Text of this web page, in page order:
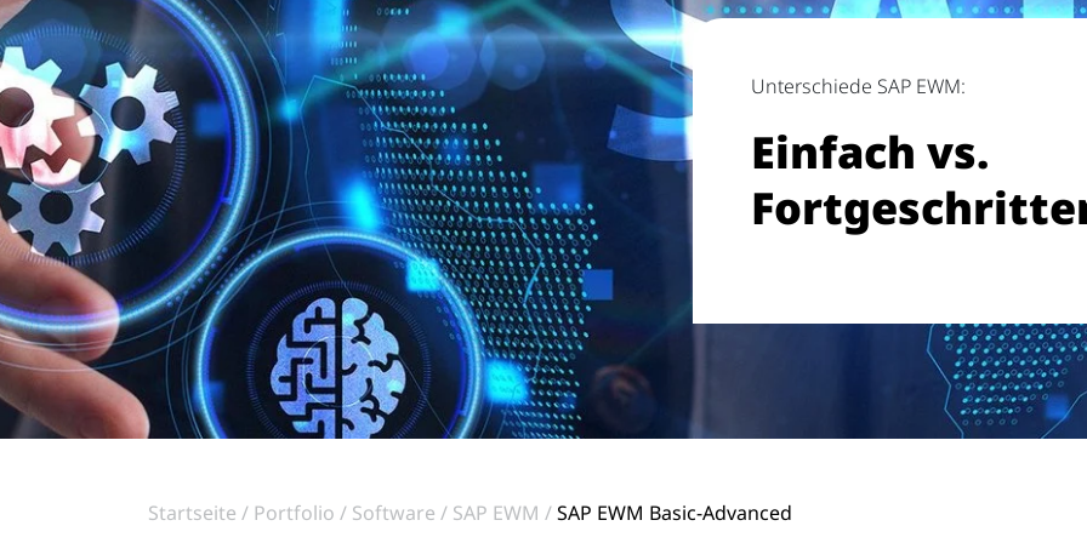
Unterschiede SAP EWM:
Einfach vs.
Startseite Portfolio Software SAP EWM SAP EWM Basic-Advanced